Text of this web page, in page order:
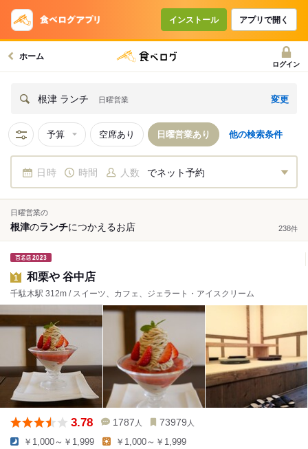
インストール アプリで開く
ホーム
ログイン
根津 ランチ 日曜営業 変更
予算 空席あり 日曜営業あり 他の検索条件
日時 時間 人数 でネット予約
日曜営業の
根津のランチにつかえるお店 238件
1 和栗や 谷中店
千駄木駅 312m / スイーツ、カフェ、ジェラート・アイスクリーム
3.78 1787 人 73979 人
￥1,000～￥1,999 ￥1,000～￥1,999